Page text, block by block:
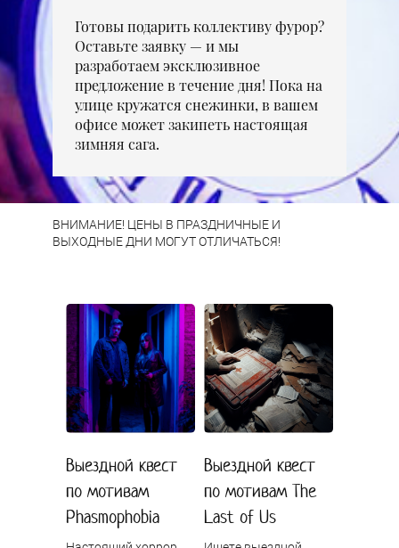
Готовы подарить коллективу фурор?
Оставьте заявку — и мы
разработаем эксклюзивное
предложение в течение дня! Пока на
улице кружатся снежинки, в вашем
офисе может закипеть настоящая
зимняя сага.
ВНИМАНИЕ! ЦЕНЫ В ПРАЗДНИЧНЫЕ И
ВЫХОДНЫЕ ДНИ МОГУТ ОТЛИЧАТЬСЯ!
Выездной квест
по мотивам
Phasmophobia
Выездной квест
по мотивам The
Last of Us